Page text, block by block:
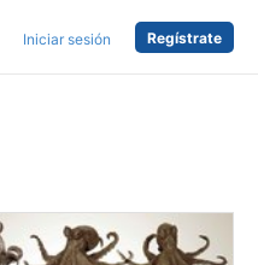
Iniciar sesión Regístrate